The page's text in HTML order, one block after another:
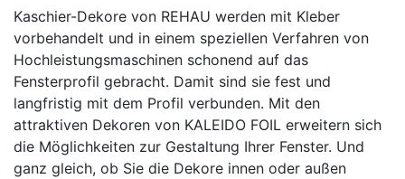
Kaschier-Dekore von REHAU werden mit Kleber
vorbehandelt und in einem speziellen Verfahren von
Hochleistungsmaschinen schonend auf das
Fensterprofil gebracht. Damit sind sie fest und
langfristig mit dem Profil verbunden. Mit den
attraktiven Dekoren von KALEIDO FOIL erweitern sich
die Möglichkeiten zur Gestaltung Ihrer Fenster. Und
ganz gleich, ob Sie die Dekore innen oder außen